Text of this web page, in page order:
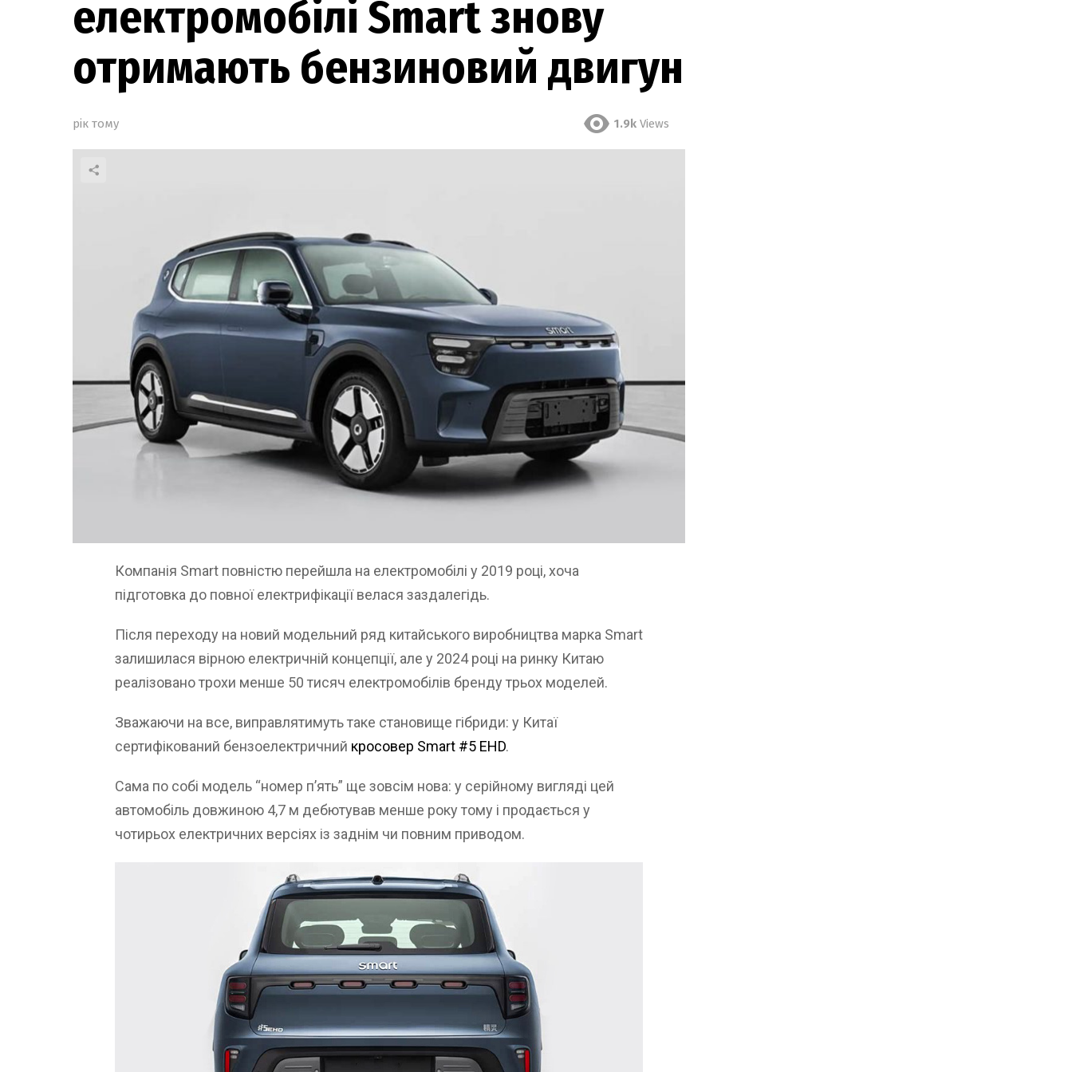
електромобілі Smart знову
отримають бензиновий двигун
рік тому 1.9k Views
Компанія Smart повністю перейшла на електромобілі у 2019 році, хоча
підготовка до повної електрифікації велася заздалегідь.
Після переходу на новий модельний ряд китайського виробництва марка Smart
залишилася вірною електричній концепції, але у 2024 році на ринку Китаю
реалізовано трохи менше 50 тисяч електромобілів бренду трьох моделей.
Зважаючи на все, виправлятимуть таке становище гібриди: у Китаї
сертифікований бензоелектричний кросовер Smart #5 EHD.
Сама по собі модель “номер п’ять” ще зовсім нова: у серійному вигляді цей
автомобіль довжиною 4,7 м дебютував менше року тому і продається у
чотирьох електричних версіях із заднім чи повним приводом.